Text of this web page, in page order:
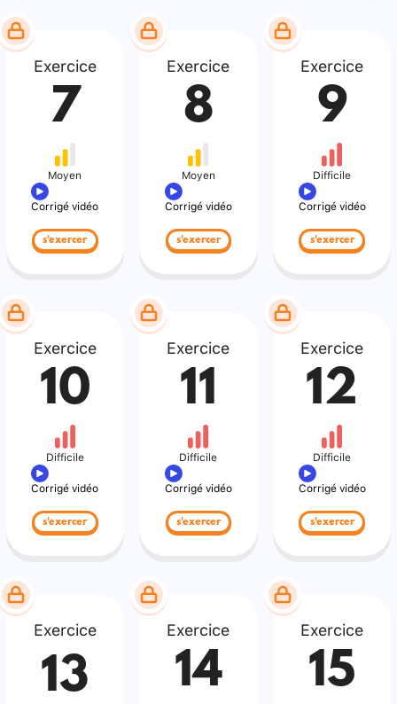
Exercice
7
Moyen
Corrigé vidéo
s'exercer
Exercice
8
Moyen
Corrigé vidéo
s'exercer
Exercice
9
Difficile
Corrigé vidéo
s'exercer
Exercice
10
Difficile
Corrigé vidéo
s'exercer
Exercice
11
Difficile
Corrigé vidéo
s'exercer
Exercice
12
Difficile
Corrigé vidéo
s'exercer
Exercice
13
Exercice
14
Exercice
15